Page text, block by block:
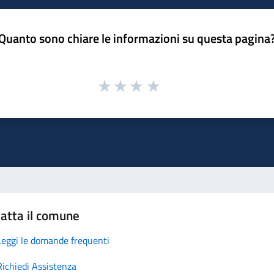
sono chiare le informazioni su questa
il comune
le domande frequenti
Assistenza